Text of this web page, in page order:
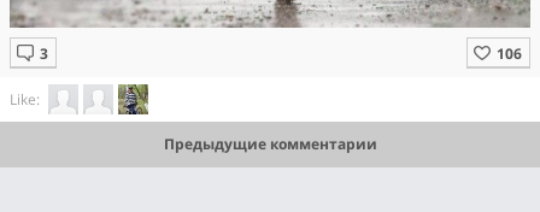
Like:
Предыдущие комментарии